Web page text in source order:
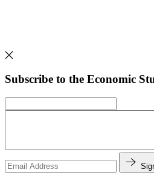
Subscribe to the Economic